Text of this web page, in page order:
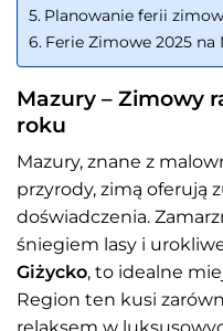
Planowanie ferii
Ferie Zimowe 2025 na
Mazury – Zimowy
roku
Mazury, znane z
przyrody, zimą oferują
doświadczenia.
śniegiem lasy i
Giżycko, to idealne
Region ten kusi